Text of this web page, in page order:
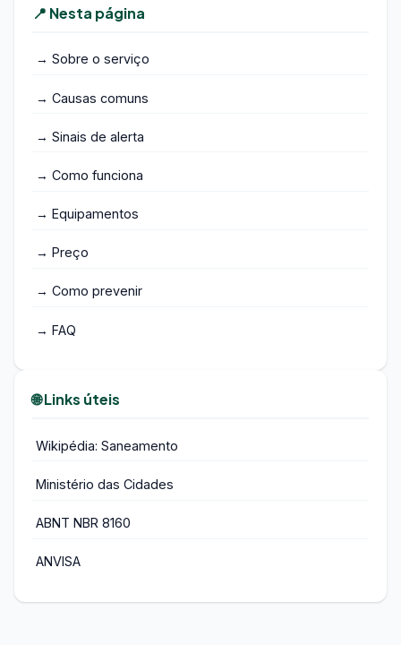
📍 Nesta página
→ Sobre o serviço
→ Causas comuns
→ Sinais de alerta
→ Como funciona
→ Equipamentos
→ Preço
→ Como prevenir
→ FAQ
🌐 Links úteis
Wikipédia: Saneamento
Ministério das Cidades
ABNT NBR 8160
ANVISA